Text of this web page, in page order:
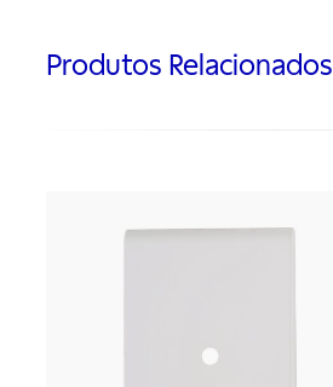
Produtos Relacionados